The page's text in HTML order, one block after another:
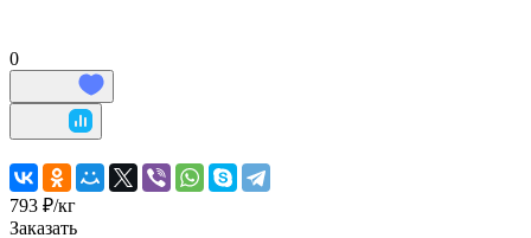
0
793 ₽/кг
Заказать